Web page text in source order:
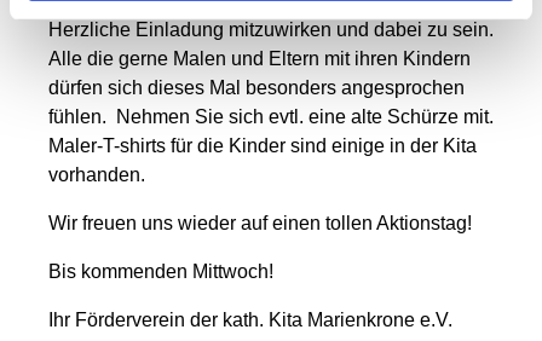
Herzliche Einladung mitzuwirken und dabei zu sein.
Alle die gerne Malen und Eltern mit ihren Kindern
dürfen sich dieses Mal besonders angesprochen
fühlen. Nehmen Sie sich evtl. eine alte Schürze mit.
Maler-T-shirts für die Kinder sind einige in der Kita
vorhanden.
Wir freuen uns wieder auf einen tollen Aktionstag!
Bis kommenden Mittwoch!
Ihr Förderverein der kath. Kita Marienkrone e.V.